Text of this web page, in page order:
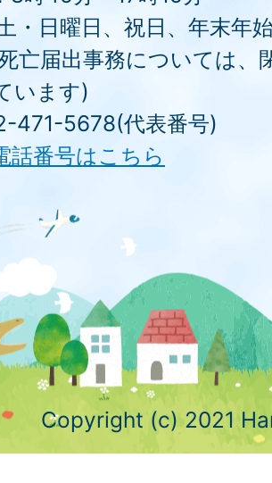
・日曜日、祝日、年末年
亡届出事務については、
います)
471-5678(代表番号)
話番号はこちら
Copyright (c) 2021